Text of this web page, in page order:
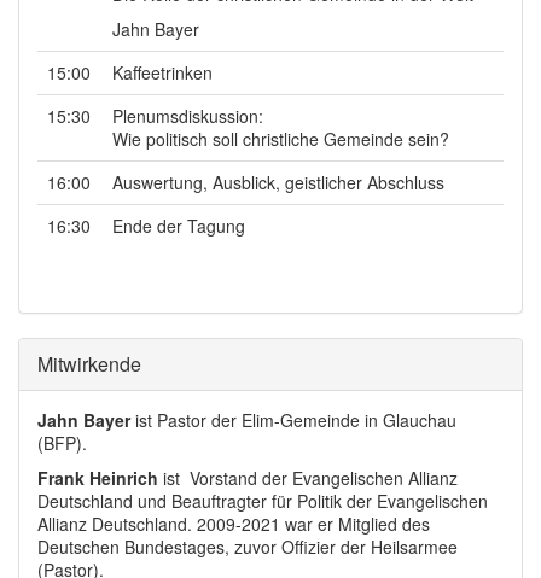
Jahn Bayer
15:00
Kaffeetrinken
15:30
Plenumsdiskussion:
Wie politisch soll christliche Gemeinde sein?
16:00
Auswertung, Ausblick, geistlicher Abschluss
16:30
Ende der Tagung
Mitwirkende
Jahn Bayerist Pastor der Elim-Gemeinde in Glauchau
(BFP).
Frank Heinrich ist Vorstand der Evangelischen Allianz
Deutschland und Beauftragter für Politik der Evangelischen
Allianz Deutschland. 2009-2021 war er Mitglied des
Deutschen Bundestages, zuvor Offizier der Heilsarmee
(Pastor).